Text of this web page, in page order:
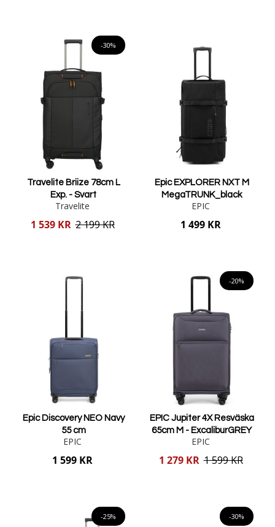
-30%
Travelite Briize 78cm L
Exp. - Svart
Travelite
Reducerat
1 539 KR 2 199 KR
Epic EXPLORER NXT M
MegaTRUNK_black
EPIC
1 499 KR
Epic Discovery NEO Navy
55 cm
EPIC
1 599 KR
-20%
EPIC Jupiter 4X Resväska
65cm M - ExcaliburGREY
EPIC
Reducerat
1 279 KR 1 599 KR
-25% -30%